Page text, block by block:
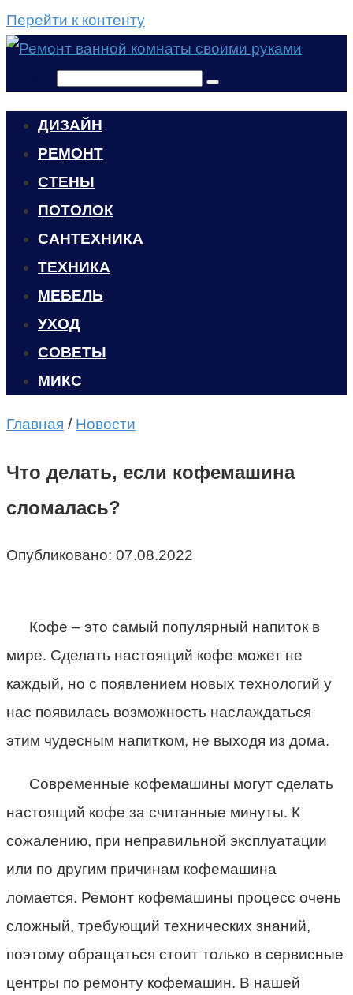
Перейти к контенту
ДИЗАЙН
РЕМОНТ
СТЕНЫ
ПОТОЛОК
САНТЕХНИКА
ТЕХНИКА
МЕБЕЛЬ
УХОД
CОВЕТЫ
МИКС
Главная / Новости
Что делать, если кофемашина
сломалась?
Опубликовано: 07.08.2022
Кофе – это самый популярный напиток в
мире. Сделать настоящий кофе может не
каждый, но с появлением новых технологий у
нас появилась возможность наслаждаться
этим чудесным напитком, не выходя из дома.
Современные кофемашины могут сделать
настоящий кофе за считанные минуты. К
сожалению, при неправильной эксплуатации
или по другим причинам кофемашина
ломается. Ремонт кофемашины процесс очень
сложный, требующий технических знаний,
поэтому обращаться стоит только в сервисные
центры по ремонту кофемашин. В нашей